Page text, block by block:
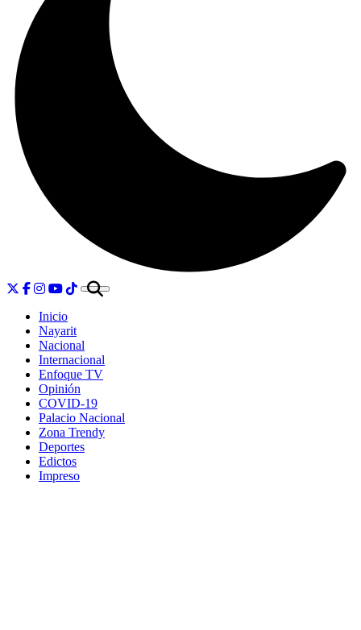
Inicio
Nayarit
Nacional
Internacional
Enfoque TV
Opinión
COVID-19
Palacio Nacional
Zona Trendy
Deportes
Edictos
Impreso